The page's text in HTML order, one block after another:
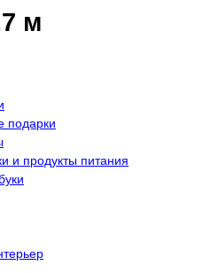
м
подарки
и продукты питания